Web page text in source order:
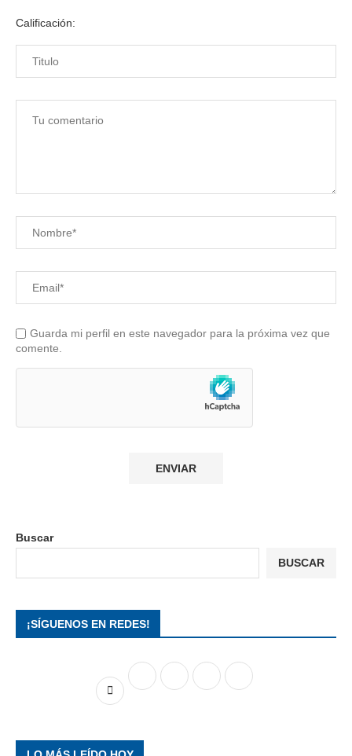
Calificación:
Guarda mi perfil en este navegador para la próxima vez que
comente.
Buscar
BUSCAR
¡SÍGUENOS EN REDES!